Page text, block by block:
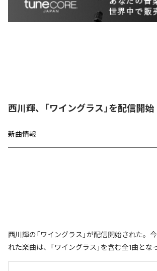
西川輝、「ワイングラス」を配信開始
新曲情報
西川輝の「ワイングラス」が配信開始された。
れた楽曲は、「ワイングラス」を含む全1曲とな